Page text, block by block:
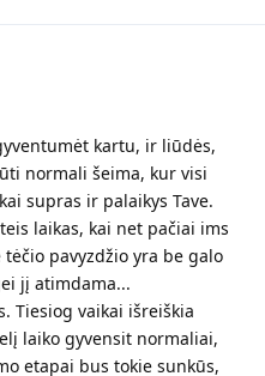
kartu, ir liūdės,
normali šeima, kur visi
supras ir palaikys Tave.
laikas, kai net pačiai ims
pavyzdžio yra be galo
jį atimdama...
Tiesiog vaikai išreiškia
laiko gyvensit normaliai,
etapai bus tokie sunkūs,